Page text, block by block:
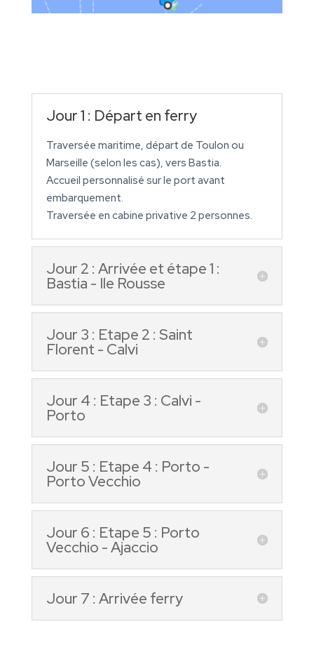
Jour 1 : Départ en ferry
Traversée maritime, départ de Toulon ou
Marseille (selon les cas), vers Bastia.
Accueil personnalisé sur le port avant
embarquement.
Traversée en cabine privative 2 personnes.
Jour 2 : Arrivée et étape 1 :
Bastia - Ile Rousse
Jour 3 : Etape 2 : Saint
Florent - Calvi
Jour 4 : Etape 3 : Calvi -
Porto
Jour 5 : Etape 4 : Porto -
Porto Vecchio
Jour 6 : Etape 5 : Porto
Vecchio - Ajaccio
Jour 7 : Arrivée ferry